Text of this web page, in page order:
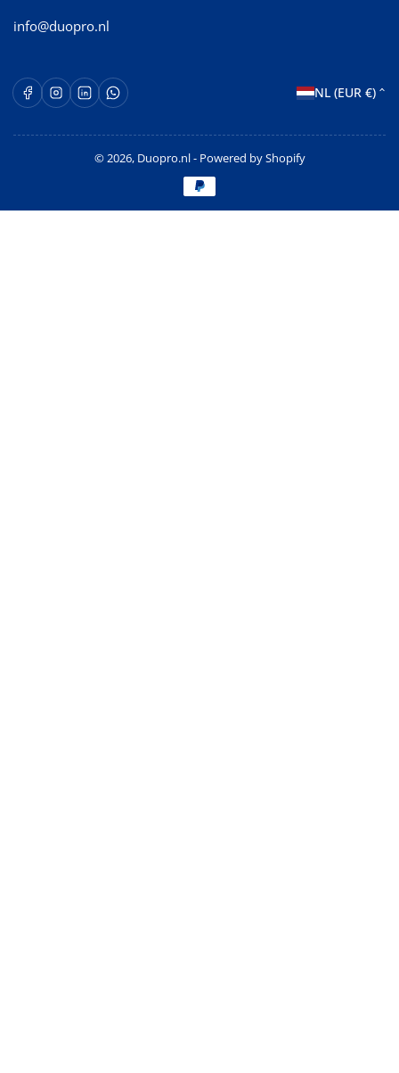
info@duopro.nl
FacebookInstagram
LinkedInWhatsApp Opent in een nieuw venster.
L
n
d
NL (EUR €)
© 2026, Duopro.nl- Powered by Shopify
Betaalmethoden